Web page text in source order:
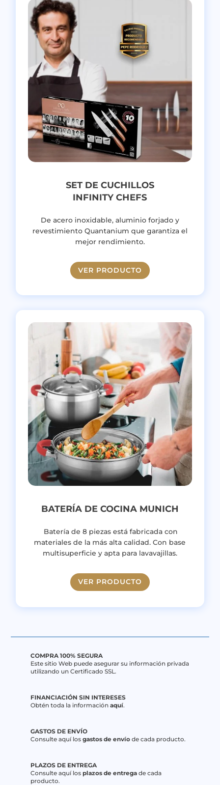
SET DE CUCHILLOS
INFINITY CHEFS
De acero inoxidable, aluminio forjado y
revestimiento Quantanium que garantiza el
mejor rendimiento.
VER PRODUCTO
BATERÍA DE COCINA MUNICH
Batería de8 piezas está fabricada con
materiales de la más alta calidad. Con base
multisuperficie y apta para lavavajillas.
VER PRODUCTO
COMPRA 100% SEGURA
Este sitio Web puede asegurar su información privada
utilizando un Certificado SSL.
FINANCIACIÓN SIN INTERESES
Obtén toda la informaciónaquí.
GASTOS DE ENVÍO
Consulte aquí losgastos de envío de cada producto.
PLAZOS DE ENTREGA
Consulte aquí losplazos de entrega de cada
producto.